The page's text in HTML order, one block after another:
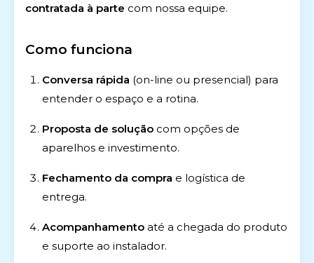
contratada à parte com nossa equipe.
Como funciona
Conversa rápida (on-line ou presencial) para
entender o espaço e a rotina.
Proposta de solução com opções de
aparelhos e investimento.
Fechamento da compra e logística de
entrega.
Acompanhamento até a chegada do produto
e suporte ao instalador.